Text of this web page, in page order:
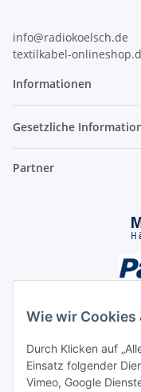
Wie wir Cookies
Durch Klicken auf
Einsatz folgender
Vimeo, Google
info@radiokoelsch.de
textilkabel-
Informationen
Gesetzliche
Partner
Unsere Seiten